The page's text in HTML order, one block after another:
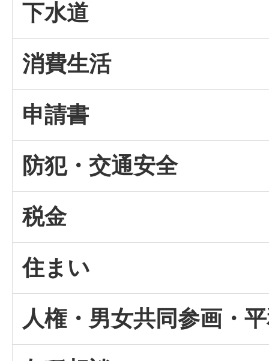
下水道
消費生活
申請書
防犯・交通安全
税金
住まい
人権・男女共同参画・